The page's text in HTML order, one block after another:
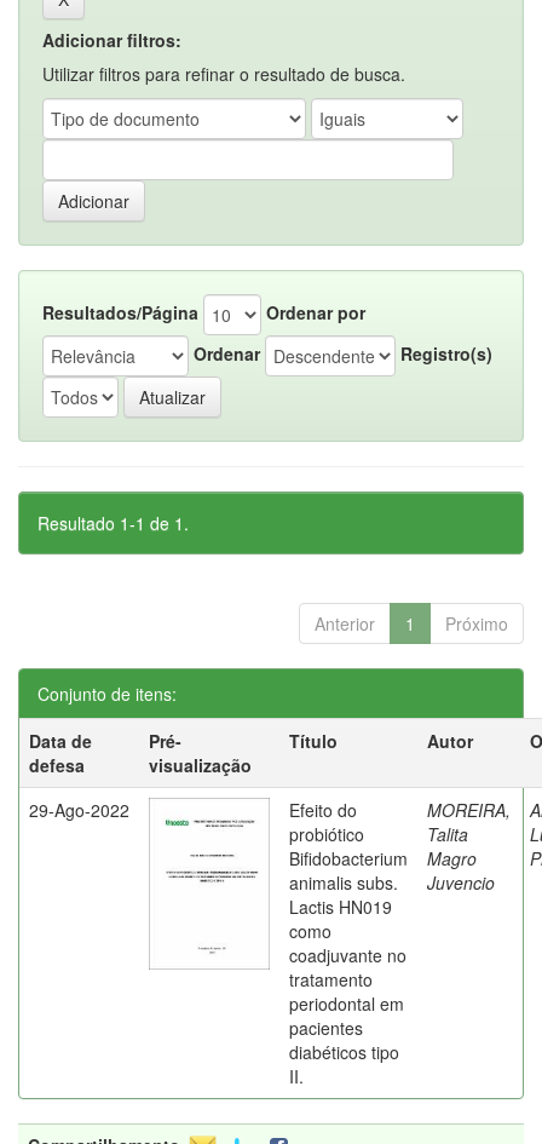
Adicionar filtros:
Utilizar filtros para refinar o resultado de busca.
Resultados/Página
Ordenar por
Ordenar
Registro(s)
Resultado 1-1 de 1.
Anterior 1 Próximo
Conjunto de itens:
Data de
defesa
Pré-
visualização
Título Autor
29-Ago-2022
Efeito do
probiótico
Bifidobacterium
animalis subs.
Lactis HN019
como
coadjuvante no
tratamento
periodontal em
pacientes
diabéticos tipo
II.
MOREIRA,
Talita
Magro
Juvencio